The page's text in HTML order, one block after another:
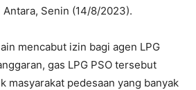
Senin (14/8/2023).
mencabut izin bagi agen LPG
gas LPG PSO tersebut
masyarakat pedesaan yang banyak